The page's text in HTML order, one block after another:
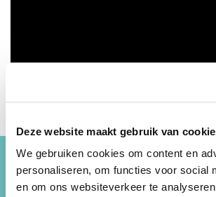
Deze website maakt gebruik van
We gebruiken cookies om content en
personaliseren, om functies voor social
en om ons websiteverkeer te
Informatie